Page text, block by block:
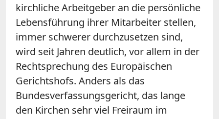
kirchliche Arbeitgeber an die persönliche
Lebensführung ihrer Mitarbeiter stellen,
immer schwerer durchzusetzen sind,
wird seit Jahren deutlich, vor allem in der
Rechtsprechung des Europäischen
Gerichtshofs. Anders als das
Bundesverfassungsgericht, das lange
den Kirchen sehr viel Freiraum im